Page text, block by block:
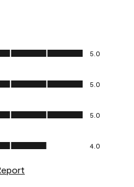
5
5.0
5.0
5.0
5
4.0